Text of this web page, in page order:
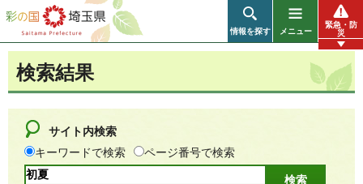
彩の国 埼玉県
情報を探す メニュー
緊急・防
災
検索結果
サイト内検索
キーワードで検索
ページ番号で検索